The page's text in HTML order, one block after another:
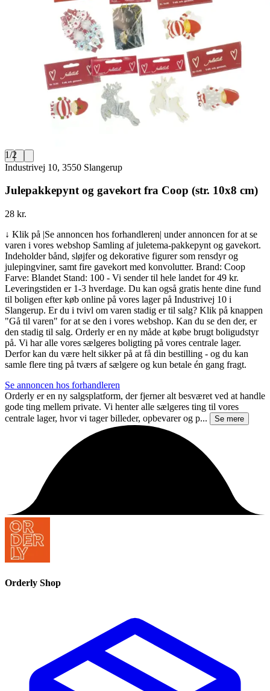
1/2
Industrivej 10, 3550 Slangerup
Julepakkepynt og gavekort fra Coop (str. 10x8 cm)
28 kr.
↓ Klik på |Se annoncen hos forhandleren| under annoncen for at se
varen i vores webshop Samling af juletema-pakkepynt og gavekort.
Indeholder bånd, sløjfer og dekorative figurer som rensdyr og
julepingviner, samt fire gavekort med konvolutter. Brand: Coop
Farve: Blandet Stand: 100 - Vi sender til hele landet for 49 kr.
Leveringstiden er 1-3 hverdage. Du kan også gratis hente dine fund
til boligen efter køb online på vores lager på Industrivej 10 i
Slangerup. Er du i tvivl om varen stadig er til salg? Klik på knappen
"Gå til varen" for at se den i vores webshop. Kan du se den der, er
den stadig til salg. Orderly er en ny måde at købe brugt boligudstyr
på. Vi har alle vores sælgeres boligting på vores centrale lager.
Derfor kan du være helt sikker på at få din bestilling - og du kan
samle flere ting på tværs af sælgere og kun betale én gang fragt.
Se annoncen hos forhandleren
Orderly er en ny salgsplatform, der fjerner alt besværet ved at handle
gode ting mellem private. Vi henter alle sælgeres ting til vores
centrale lager, hvor vi tager billeder, opbevarer og p...
Se mere
Orderly Shop